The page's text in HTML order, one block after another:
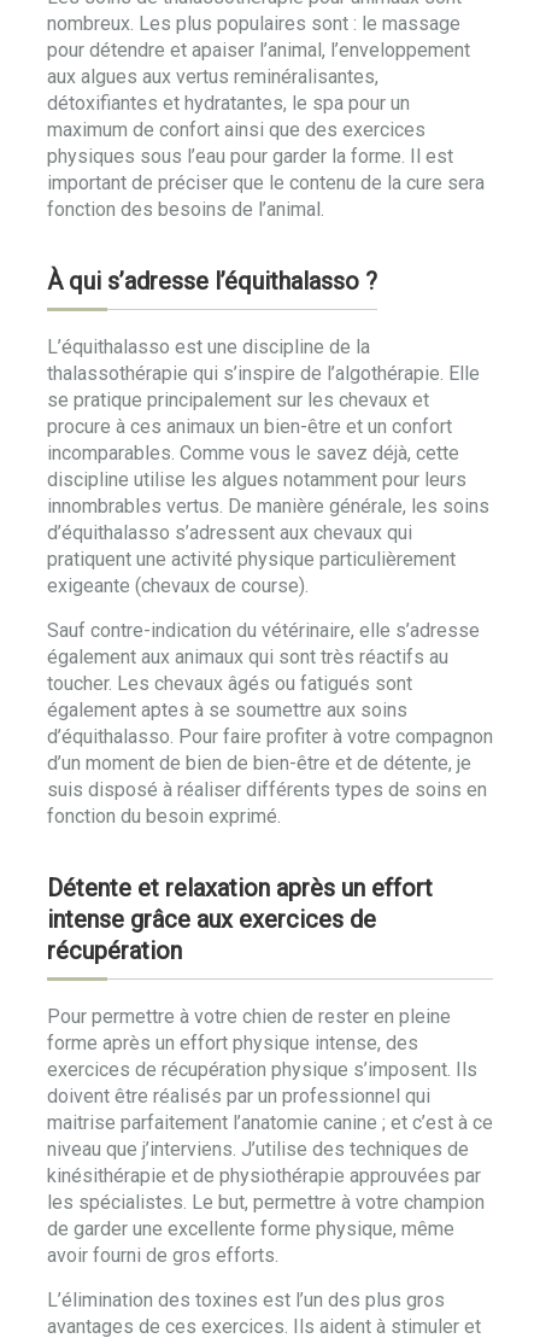
nombreux. Les plus populaires sont : le massage
pour détendre et apaiser l’animal, l’enveloppement
aux algues aux vertus reminéralisantes,
détoxifiantes et hydratantes, le spa pour un
maximum de confort ainsi que des exercices
physiques sous l’eau pour garder la forme. Il est
important de préciser que le contenu de la cure sera
fonction des besoins de l’animal.
À qui s’adresse l’équithalasso ?
L’équithalasso est une discipline de la
thalassothérapie qui s’inspire de l’algothérapie. Elle
se pratique principalement sur les chevaux et
procure à ces animaux un bien-être et un confort
incomparables. Comme vous le savez déjà, cette
discipline utilise les algues notamment pour leurs
innombrables vertus. De manière générale, les soins
d’équithalasso s’adressent aux chevaux qui
pratiquent une activité physique particulièrement
exigeante (chevaux de course).
Sauf contre-indication du vétérinaire, elle s’adresse
également aux animaux qui sont très réactifs au
toucher. Les chevaux âgés ou fatigués sont
également aptes à se soumettre aux soins
d’équithalasso. Pour faire profiter à votre compagnon
d’un moment de bien de bien-être et de détente, je
suis disposé à réaliser différents types de soins en
fonction du besoin exprimé.
Détente et relaxation après un effort
intense grâce aux exercices de
récupération
Pour permettre à votre chien de rester en pleine
forme après un effort physique intense, des
exercices de récupération physique s’imposent. Ils
doivent être réalisés par un professionnel qui
maitrise parfaitement l’anatomie canine ; et c’est à ce
niveau que j’interviens. J’utilise des techniques de
kinésithérapie et de physiothérapie approuvées par
les spécialistes. Le but, permettre à votre champion
de garder une excellente forme physique, même
avoir fourni de gros efforts.
L’élimination des toxines est l’un des plus gros
avantages de ces exercices. Ils aident à stimuler et